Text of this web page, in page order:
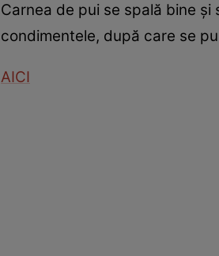
Carnea de pui se spală bine
condimentele, după care se
AICI